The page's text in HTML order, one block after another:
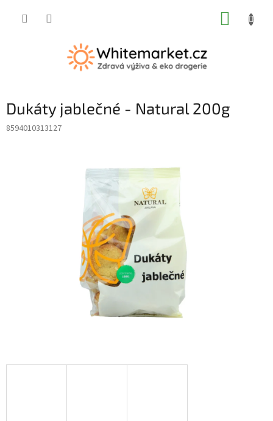
Dukáty jablečné - Natural 200g
8594010313127